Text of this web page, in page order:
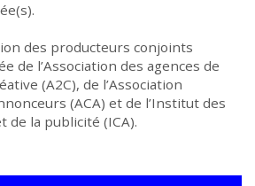
des producteurs conjoints
de l’Association des agences de
(A2C), de l’Association
(ACA) et de l’Institut des
de la publicité (ICA).